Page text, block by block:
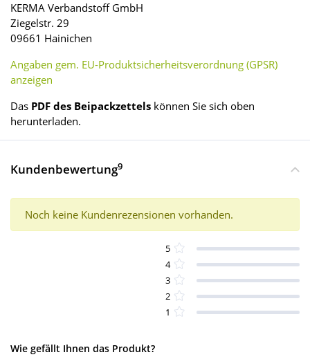
KERMA Verbandstoff GmbH
Ziegelstr. 29
09661 Hainichen
Angaben gem. EU-Produktsicherheitsverordnung (GPSR)
anzeigen
Das PDF des Beipackzettels können Sie sich oben
herunterladen.
Kundenbewertung9
Noch keine Kundenrezensionen vorhanden.
5
4
3
2
1
Wie gefällt Ihnen das Produkt?